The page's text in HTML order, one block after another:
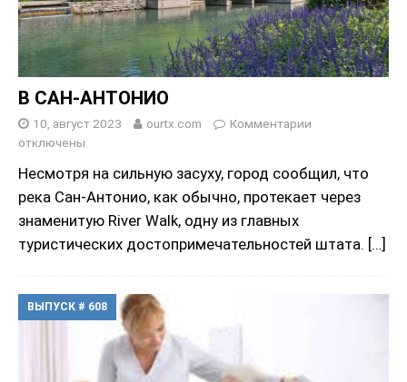
В САН-АНТОНИО
10, август 2023 ourtx.com
Комментарии
отключены
Несмотря на сильную засуху, город сообщил, что
река Сан-Антонио, как обычно, протекает через
знаменитую River Walk, одну из главных
туристических достопримечательностей штата. […]
ВЫПУСК # 608